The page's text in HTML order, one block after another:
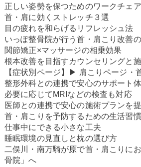
正しい姿勢を保つためのワークチェ
首・肩に効くストレッチ３選
目の疲れを和らげるリフレッシュ法
いっぽ整骨院が行う首・肩こり改善
関節矯正×マッサージの相乗効果
根本改善を目指すカウンセリングと
【症状別ページ】▶ 肩こりページ ・
整形外科との連携で安心のサポート体
必要に応じてMRIなどの検査も対応
医師との連携で安心の施術プランを
首・肩こりを予防するための生活習
仕事中にできる小さな工夫
睡眠環境の見直しと枕の選び方
二俣川・南万騎が原で首・肩こりに
骨院」へ